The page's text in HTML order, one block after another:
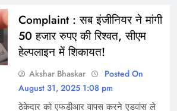
Complaint : सब इंजीनियर ने मांगी
50 हजार रुपए की रिश्वत, सीएम
हेल्पलाइन में शिकायत!
Akshar Bhaskar
Posted On
August 31, 2025 1:08 pm
ठेकेदार को एफडीआर वापस करने एडवांस ले